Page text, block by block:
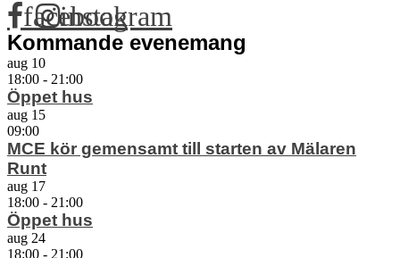
facebook
instagram
Kommande evenemang
aug 10
18:00 - 21:00
Öppet hus
aug 15
09:00
MCE kör gemensamt till starten av Mälaren
Runt
aug 17
18:00 - 21:00
Öppet hus
aug 24
18:00 - 21:00